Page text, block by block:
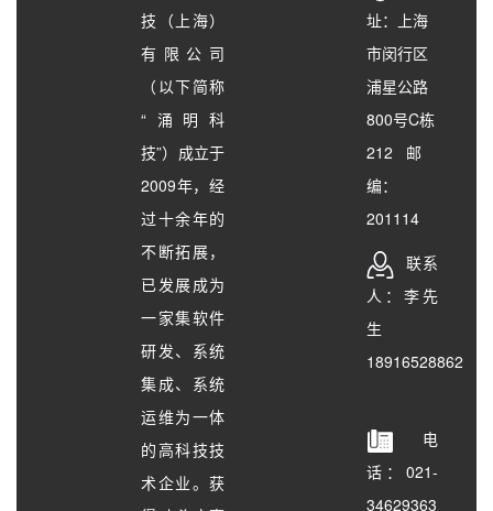
技（上海）
有限公司
（以下简称
“涌明科
技”）成立于
2009年，经
过十余年的
不断拓展，
已发展成为
一家集软件
研发、系统
集成、系统
运维为一体
的高科技技
术企业。获
址：上海
市闵行区
浦星公路
800号C栋
212 邮
编：
201114
联系
人：李先
生
18916528862
电
话：021-
34629363